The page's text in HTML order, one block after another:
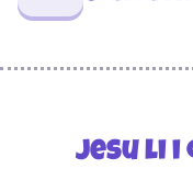
Jesu li i